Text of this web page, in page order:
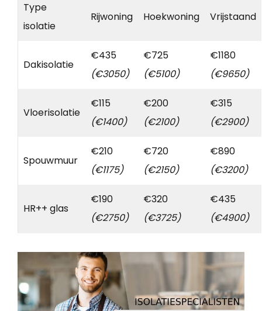
Type
isolatie
Rijwoning Hoekwoning Vrijstaand
Dakisolatie
€435
(€3050)
€725
(€5100)
€1180
(€9650)
Vloerisolatie
€115
(€1400)
€200
(€2100)
€315
(€2900)
Spouwmuur
€210
(€1175)
€720
(€2150)
€890
(€3200)
HR++ glas
€190
(€2750)
€320
(€3725)
€435
(€4900)